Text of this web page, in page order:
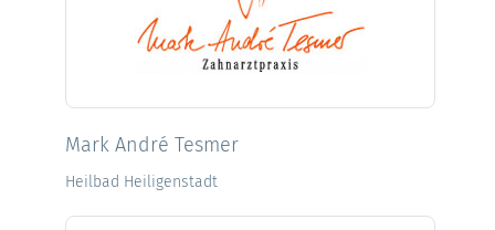
Mark André Tesmer
Heilbad Heiligenstadt